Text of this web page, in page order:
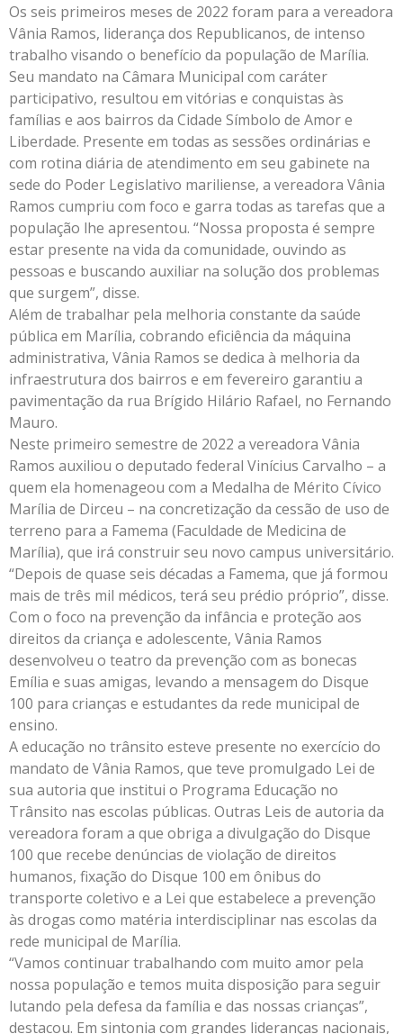
Os seis primeiros meses de 2022 foram para a vereadora
Vânia Ramos, liderança dos Republicanos, de intenso
trabalho visando o benefício da população de Marília.
Seu mandato na Câmara Municipal com caráter
participativo, resultou em vitórias e conquistas às
famílias e aos bairros da Cidade Símbolo de Amor e
Liberdade. Presente em todas as sessões ordinárias e
com rotina diária de atendimento em seu gabinete na
sede do Poder Legislativo mariliense, a vereadora Vânia
Ramos cumpriu com foco e garra todas as tarefas que a
população lhe apresentou. “Nossa proposta é sempre
estar presente na vida da comunidade, ouvindo as
pessoas e buscando auxiliar na solução dos problemas
que surgem”, disse.
Além de trabalhar pela melhoria constante da saúde
pública em Marília, cobrando eficiência da máquina
administrativa, Vânia Ramos se dedica à melhoria da
infraestrutura dos bairros e em fevereiro garantiu a
pavimentação da rua Brígido Hilário Rafael, no Fernando
Mauro.
Neste primeiro semestre de 2022 a vereadora Vânia
Ramos auxiliou o deputado federal Vinícius Carvalho – a
quem ela homenageou com a Medalha de Mérito Cívico
Marília de Dirceu – na concretização da cessão de uso de
terreno para a Famema (Faculdade de Medicina de
Marília), que irá construir seu novo campus universitário.
“Depois de quase seis décadas a Famema, que já formou
mais de três mil médicos, terá seu prédio próprio”, disse.
Com o foco na prevenção da infância e proteção aos
direitos da criança e adolescente, Vânia Ramos
desenvolveu o teatro da prevenção com as bonecas
Emília e suas amigas, levando a mensagem do Disque
100 para crianças e estudantes da rede municipal de
ensino.
A educação no trânsito esteve presente no exercício do
mandato de Vânia Ramos, que teve promulgado Lei de
sua autoria que institui o Programa Educação no
Trânsito nas escolas públicas. Outras Leis de autoria da
vereadora foram a que obriga a divulgação do Disque
100 que recebe denúncias de violação de direitos
humanos, fixação do Disque 100 em ônibus do
transporte coletivo e a Lei que estabelece a prevenção
às drogas como matéria interdisciplinar nas escolas da
rede municipal de Marília.
“Vamos continuar trabalhando com muito amor pela
nossa população e temos muita disposição para seguir
lutando pela defesa da família e das nossas crianças”,
destacou. Em sintonia com grandes lideranças nacionais,